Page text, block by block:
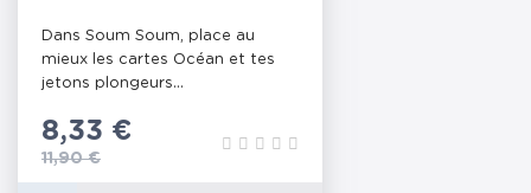
Dans Soum Soum, place au
mieux les cartes Océan et tes
jetons plongeurs...
Prix
8,33 €
Prix de base
11,90 €